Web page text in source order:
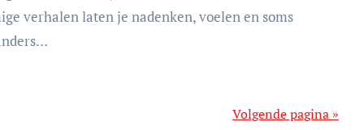
verhalen laten je nadenken, voelen en soms
Volgende pagina »